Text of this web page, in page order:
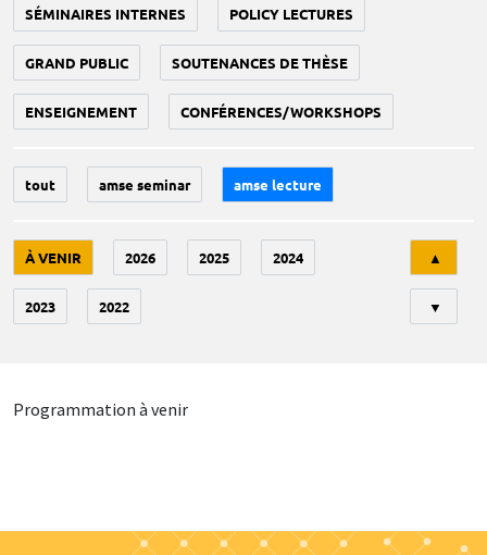
SÉMINAIRES INTERNES POLICY LECTURES
GRAND PUBLIC SOUTENANCES DE THÈSE
ENSEIGNEMENT CONFÉRENCES/WORKSHOPS
tout amse seminar amse lecture
À VENIR 2026 2025 2024
2023 2022
▲
▼
Programmation à venir